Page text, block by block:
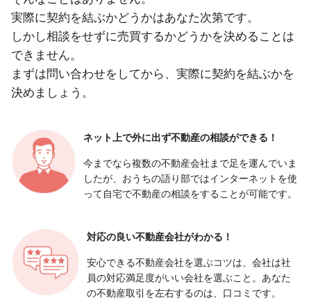
実際に契約を結ぶかどうかはあなた次第です。
しかし相談をせずに売買するかどうかを決めることは
できません。
まずは問い合わせをしてから、実際に契約を結ぶかを
決めましょう。
ネット上で外に出ず不動産の相談ができる！
今までなら複数の不動産会社まで足を運んでいま
したが、おうちの語り部ではインターネットを使
って自宅で不動産の相談をすることが可能です。
対応の良い不動産会社がわかる！
安心できる不動産会社を選ぶコツは、会社は社
員の対応満足度がいい会社を選ぶこと。あなた
の不動産取引を左右するのは、口コミです。